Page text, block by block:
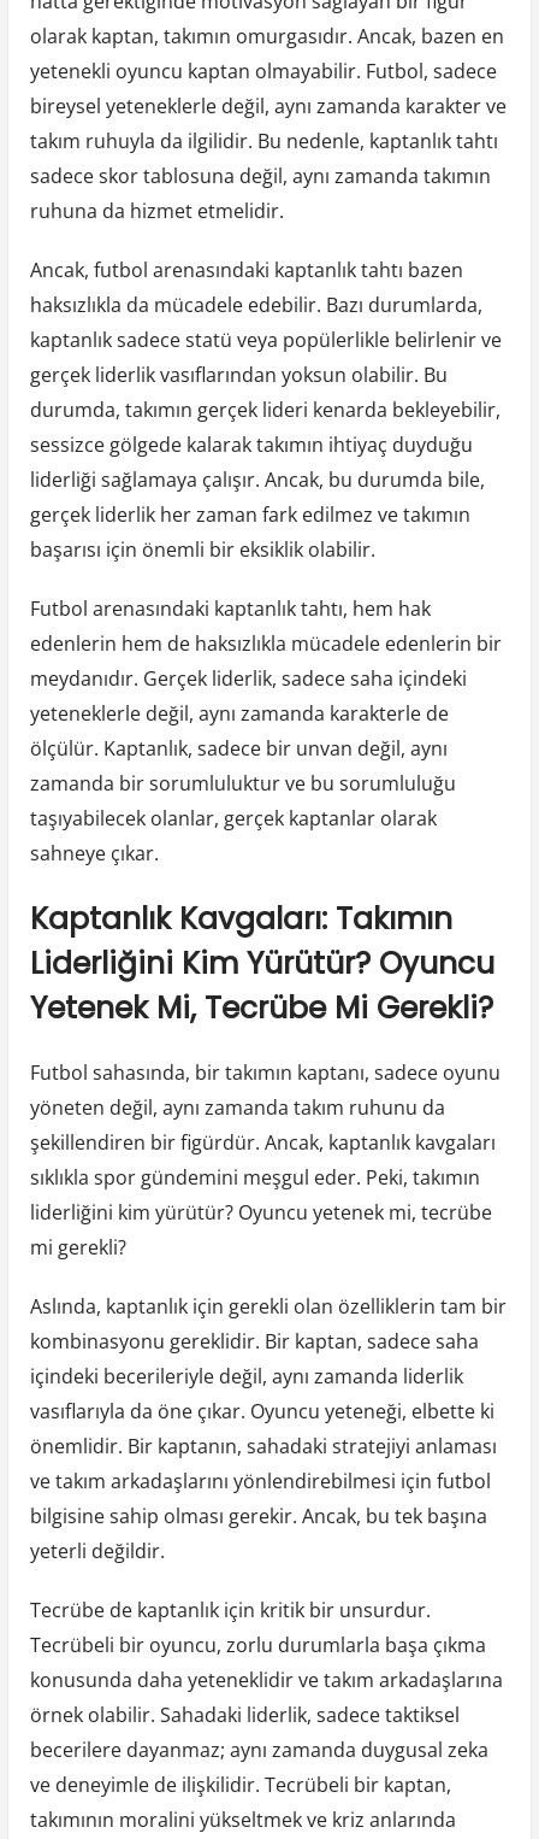
olarak kaptan, takımın omurgasıdır. Ancak, bazen en
yetenekli oyuncu kaptan olmayabilir. Futbol, sadece
bireysel yeteneklerle değil, aynı zamanda karakter ve
takım ruhuyla da ilgilidir. Bu nedenle, kaptanlık tahtı
sadece skor tablosuna değil, aynı zamanda takımın
ruhuna da hizmet etmelidir.
Ancak, futbol arenasındaki kaptanlık tahtı bazen
haksızlıkla da mücadele edebilir. Bazı durumlarda,
kaptanlık sadece statü veya popülerlikle belirlenir ve
gerçek liderlik vasıflarından yoksun olabilir. Bu
durumda, takımın gerçek lideri kenarda bekleyebilir,
sessizce gölgede kalarak takımın ihtiyaç duyduğu
liderliği sağlamaya çalışır. Ancak, bu durumda bile,
gerçek liderlik her zaman fark edilmez ve takımın
başarısı için önemli bir eksiklik olabilir.
Futbol arenasındaki kaptanlık tahtı, hem hak
edenlerin hem de haksızlıkla mücadele edenlerin bir
meydanıdır. Gerçek liderlik, sadece saha içindeki
yeteneklerle değil, aynı zamanda karakterle de
ölçülür. Kaptanlık, sadece bir unvan değil, aynı
zamanda bir sorumluluktur ve bu sorumluluğu
taşıyabilecek olanlar, gerçek kaptanlar olarak
sahneye çıkar.
Kaptanlık Kavgaları: Takımın
Liderliğini Kim Yürütür? Oyuncu
Yetenek Mi, Tecrübe Mi Gerekli?
Futbol sahasında, bir takımın kaptanı, sadece oyunu
yöneten değil, aynı zamanda takım ruhunu da
şekillendiren bir figürdür. Ancak, kaptanlık kavgaları
sıklıkla spor gündemini meşgul eder. Peki, takımın
liderliğini kim yürütür? Oyuncu yetenek mi, tecrübe
mi gerekli?
Aslında, kaptanlık için gerekli olan özelliklerin tam bir
kombinasyonu gereklidir. Bir kaptan, sadece saha
içindeki becerileriyle değil, aynı zamanda liderlik
vasıflarıyla da öne çıkar. Oyuncu yeteneği, elbette ki
önemlidir. Bir kaptanın, sahadaki stratejiyi anlaması
ve takım arkadaşlarını yönlendirebilmesi için futbol
bilgisine sahip olması gerekir. Ancak, bu tek başına
yeterli değildir.
Tecrübe de kaptanlık için kritik bir unsurdur.
Tecrübeli bir oyuncu, zorlu durumlarla başa çıkma
konusunda daha yeteneklidir ve takım arkadaşlarına
örnek olabilir. Sahadaki liderlik, sadece taktiksel
becerilere dayanmaz; aynı zamanda duygusal zeka
ve deneyimle de ilişkilidir. Tecrübeli bir kaptan,
takımının moralini yükseltmek ve kriz anlarında